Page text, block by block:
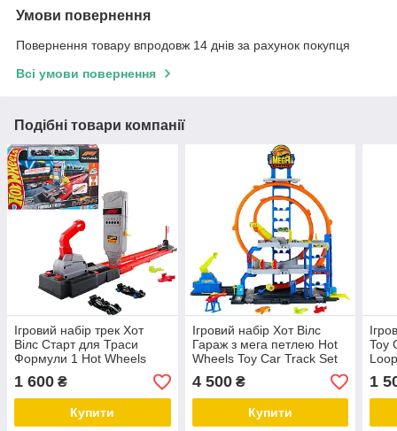
Умови повернення
Повернення товару впродовж 14 днів за рахунок покупця
Всі умови повернення
Подібні товари компанії
Ігровий набір трек Хот
Вілс Старт для Траси
Формули 1 Hot Wheels
Formula 1 Grid Start Track
Mattel
1 600 ₴
Купити
Ігровий набір Хот Вілс
Гараж з мега петлею Hot
Wheels Toy Car Track Set
Helicopter
4 500₴
Купити
Toy
1